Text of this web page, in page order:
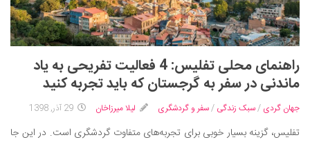
راهنمای محلی تفلیس: 4 فعالیت تفریحی به یاد
ماندنی در سفر به گرجستان که باید تجربه کنید
جهان گردی /سبک زندگی /سفر و گردشگری لیلا میرزاخان 29 آذر, 1398
تفلیس، گزینه بسیار خوبی برای تجربه‌های متفاوت گردشگری است. در این جا